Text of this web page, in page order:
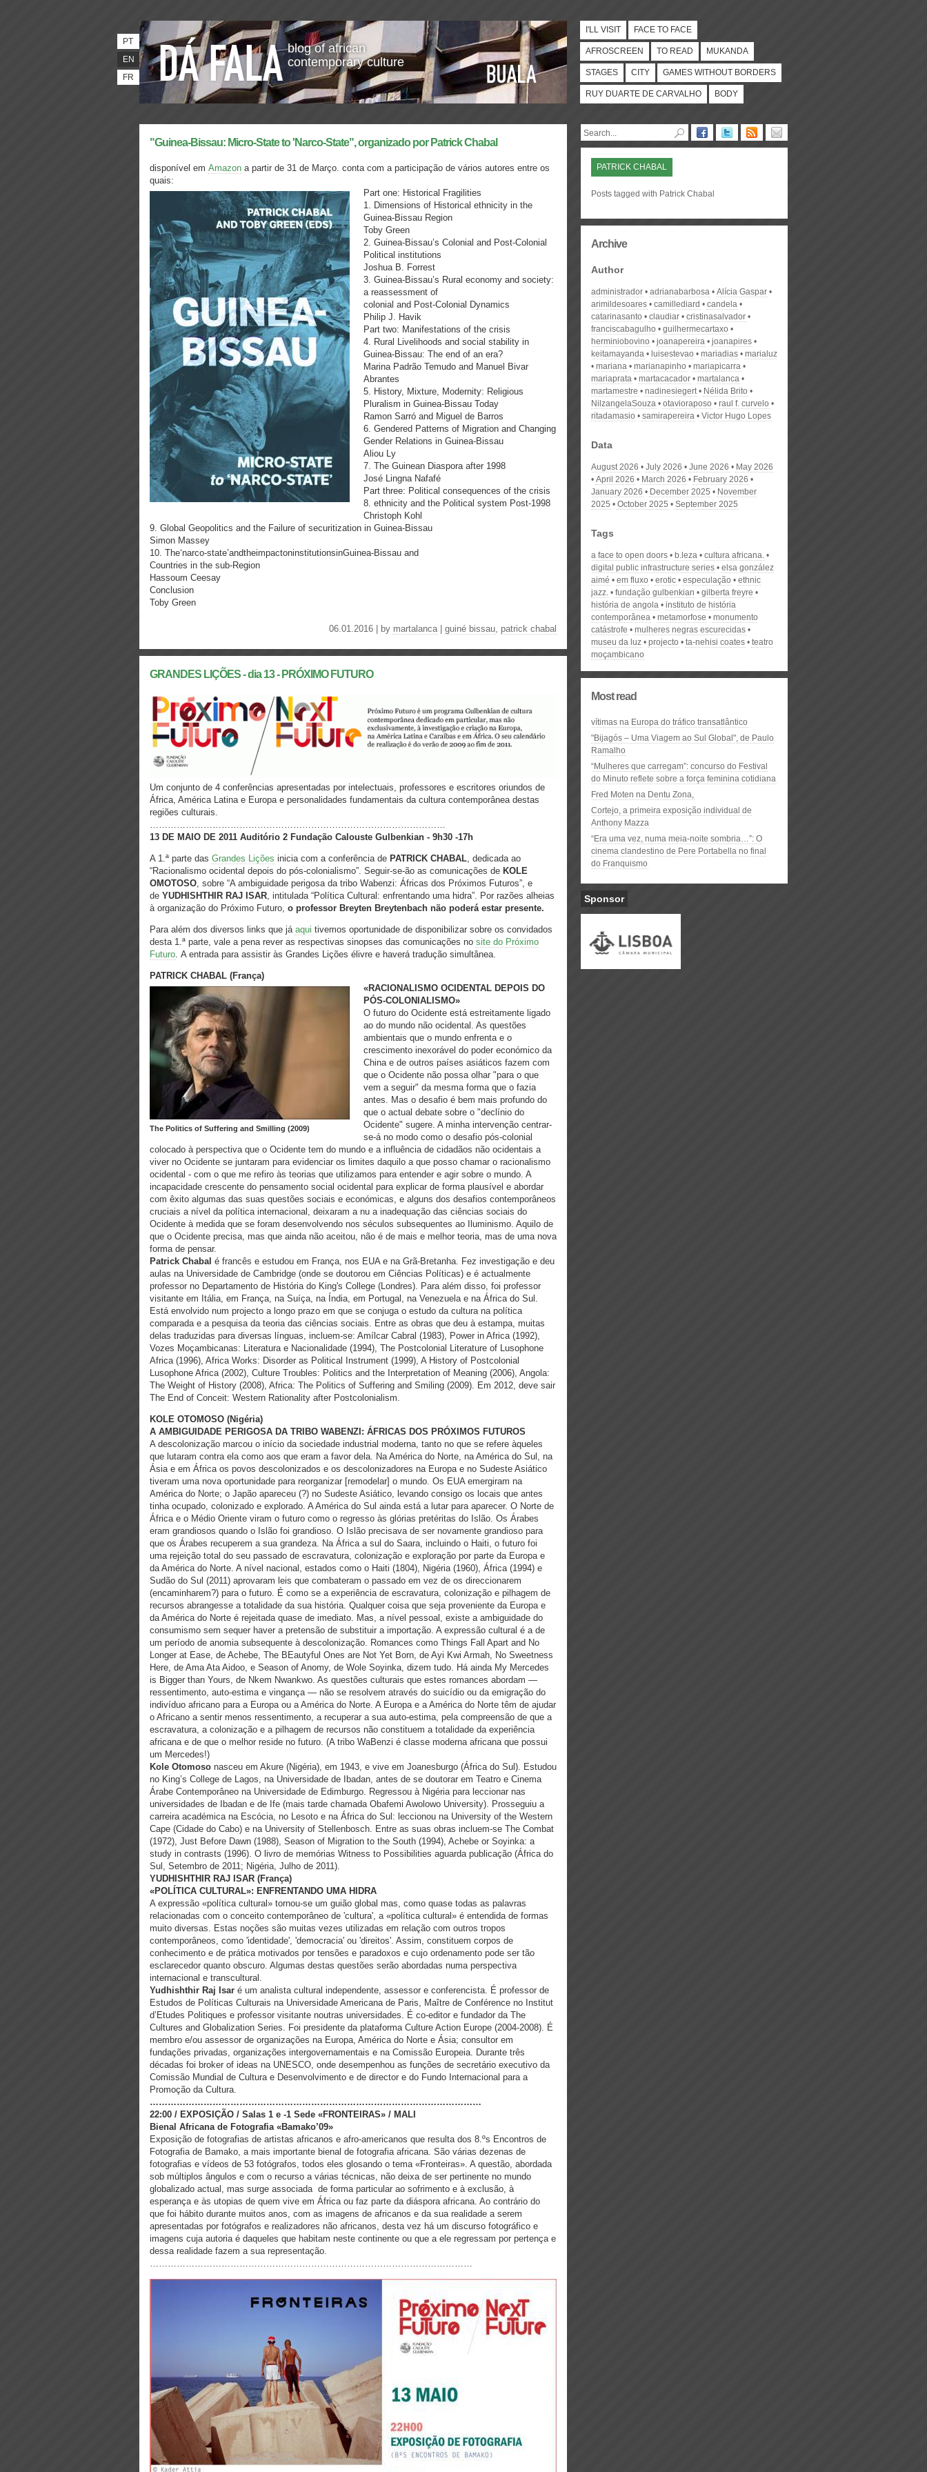
blog of african
contemporary culture
PT
EN
FR
I'LL VISIT FACE TO FACE
AFROSCREEN TO READ MUKANDA
STAGES CITY GAMES WITHOUT BORDERS
RUY DUARTE DE CARVALHO BODY
"Guinea-Bissau: Micro-State to 'Narco-State", organizado por Patrick Chabal
disponível em Amazon a partir de 31 de Março. conta com a participação de vários autores entre os
quais:
Part one: Historical Fragilities
1. Dimensions of Historical ethnicity in the
Guinea-Bissau Region
Toby Green
2. Guinea-Bissau’s Colonial and Post-Colonial
Political institutions
Joshua B. Forrest
3. Guinea-Bissau’s Rural economy and society:
a reassessment of
colonial and Post-Colonial Dynamics
Philip J. Havik
Part two: Manifestations of the crisis
4. Rural Livelihoods and social stability in
Guinea-Bissau: The end of an era?
Marina Padrão Temudo and Manuel Bivar
Abrantes
5. History, Mixture, Modernity: Religious
Pluralism in Guinea-Bissau Today
Ramon Sarró and Miguel de Barros
6. Gendered Patterns of Migration and Changing
Gender Relations in Guinea-Bissau
Aliou Ly
7. The Guinean Diaspora after 1998
José Lingna Nafafé
Part three: Political consequences of the crisis
8. ethnicity and the Political system Post-1998
Christoph Kohl
9. Global Geopolitics and the Failure of securitization in Guinea-Bissau
Simon Massey
10. The‘narco-state’andtheimpactoninstitutionsinGuinea-Bissau and
Countries in the sub-Region
Hassoum Ceesay
Conclusion
Toby Green
06.01.2016 | by martalanca| guiné bissau, patrick chabal
GRANDES LIÇÕES - dia 13 - PRÓXIMO FUTURO
Um conjunto de 4 conferências apresentadas por intelectuais, professores e escritores oriundos de
África, América Latina e Europa e personalidades fundamentais da cultura contemporânea destas
regiões culturais.
………………………………………………………………………………………
13 DE MAIO DE 2011 Auditório 2 Fundação Calouste Gulbenkian - 9h30 -17h
A 1.ª parte das Grandes Lições inicia com a conferência de PATRICK CHABAL, dedicada ao
“Racionalismo ocidental depois do pós-colonialismo”. Seguir-se-ão as comunicações de KOLE
OMOTOSO, sobre “A ambiguidade perigosa da tribo Wabenzi: Áfricas dos Próximos Futuros”, e
de YUDHISHTHIR RAJ ISAR, intitulada “Política Cultural: enfrentando uma hidra”. Por razões alheias
à organização do Próximo Futuro, o professor Breyten Breytenbach não poderá estar presente.
Para além dos diversos links que já aqui tivemos oportunidade de disponibilizar sobre os convidados
desta 1.ª parte, vale a pena rever as respectivas sinopses das comunicações no site do Próximo
Futuro. A entrada para assistir às Grandes Lições é livre e haverá tradução simultânea.
PATRICK CHABAL (França)
The Politics of Suffering and Smilling (2009)
«RACIONALISMO OCIDENTAL DEPOIS DO
PÓS-COLONIALISMO»
O futuro do Ocidente está estreitamente ligado
ao do mundo não ocidental. As questões
ambientais que o mundo enfrenta e o
crescimento inexorável do poder económico da
China e de outros países asiáticos fazem com
que o Ocidente não possa olhar "para o que
vem a seguir" da mesma forma que o fazia
antes. Mas o desafio é bem mais profundo do
que o actual debate sobre o "declínio do
Ocidente" sugere. A minha intervenção centrar-
se-á no modo como o desafio pós-colonial
colocado à perspectiva que o Ocidente tem do mundo e a influência de cidadãos não ocidentais a
viver no Ocidente se juntaram para evidenciar os limites daquilo a que posso chamar o racionalismo
ocidental - com o que me refiro às teorias que utilizamos para entender e agir sobre o mundo. A
incapacidade crescente do pensamento social ocidental para explicar de forma plausível e abordar
com êxito algumas das suas questões sociais e económicas, e alguns dos desafios contemporâneos
cruciais a nível da política internacional, deixaram a nu a inadequação das ciências sociais do
Ocidente à medida que se foram desenvolvendo nos séculos subsequentes ao Iluminismo. Aquilo de
que o Ocidente precisa, mas que ainda não aceitou, não é de mais e melhor teoria, mas de uma nova
forma de pensar.
Patrick Chabal é francês e estudou em França, nos EUA e na Grã-Bretanha. Fez investigação e deu
aulas na Universidade de Cambridge (onde se doutorou em Ciências Políticas) e é actualmente
professor no Departamento de História do King's College (Londres). Para além disso, foi professor
visitante em Itália, em França, na Suíça, na Índia, em Portugal, na Venezuela e na África do Sul.
Está envolvido num projecto a longo prazo em que se conjuga o estudo da cultura na política
comparada e a pesquisa da teoria das ciências sociais. Entre as obras que deu à estampa, muitas
delas traduzidas para diversas línguas, incluem-se: Amílcar Cabral (1983), Power in Africa (1992),
Vozes Moçambicanas: Literatura e Nacionalidade (1994), The Postcolonial Literature of Lusophone
Africa (1996), Africa Works: Disorder as Political Instrument (1999), A History of Postcolonial
Lusophone Africa (2002), Culture Troubles: Politics and the Interpretation of Meaning (2006), Angola:
The Weight of History (2008), Africa: The Politics of Suffering and Smiling (2009). Em 2012, deve sair
The End of Conceit: Western Rationality after Postcolonialism.
KOLE OTOMOSO (Nigéria)
A AMBIGUIDADE PERIGOSA DA TRIBO WABENZI: ÁFRICAS DOS PRÓXIMOS FUTUROS
A descolonização marcou o início da sociedade industrial moderna, tanto no que se refere àqueles
que lutaram contra ela como aos que eram a favor dela. Na América do Norte, na América do Sul, na
Ásia e em África os povos descolonizados e os descolonizadores na Europa e no Sudeste Asiático
tiveram uma nova oportunidade para reorganizar [remodelar] o mundo. Os EUA emergiram na
América do Norte; o Japão apareceu (?) no Sudeste Asiático, levando consigo os locais que antes
tinha ocupado, colonizado e explorado. A América do Sul ainda está a lutar para aparecer. O Norte de
África e o Médio Oriente viram o futuro como o regresso às glórias pretéritas do Islão. Os Árabes
eram grandiosos quando o Islão foi grandioso. O Islão precisava de ser novamente grandioso para
que os Árabes recuperem a sua grandeza. Na África a sul do Saara, incluindo o Haiti, o futuro foi
uma rejeição total do seu passado de escravatura, colonização e exploração por parte da Europa e
da América do Norte. A nível nacional, estados como o Haiti (1804), Nigéria (1960), África (1994) e
Sudão do Sul (2011) aprovaram leis que combateram o passado em vez de os direccionarem
(encaminharem?) para o futuro. É como se a experiência de escravatura, colonização e pilhagem de
recursos abrangesse a totalidade da sua história. Qualquer coisa que seja proveniente da Europa e
da América do Norte é rejeitada quase de imediato. Mas, a nível pessoal, existe a ambiguidade do
consumismo sem sequer haver a pretensão de substituir a importação. A expressão cultural é a de
um período de anomia subsequente à descolonização. Romances como Things Fall Apart and No
Longer at Ease, de Achebe, The BEautyful Ones are Not Yet Born, de Ayi Kwi Armah, No Sweetness
Here, de Ama Ata Aidoo, e Season of Anomy, de Wole Soyinka, dizem tudo. Há ainda My Mercedes
is Bigger than Yours, de Nkem Nwankwo. As questões culturais que estes romances abordam ―
ressentimento, auto-estima e vingança ― não se resolvem através do suicídio ou da emigração do
indivíduo africano para a Europa ou a América do Norte. A Europa e a América do Norte têm de ajudar
o Africano a sentir menos ressentimento, a recuperar a sua auto-estima, pela compreensão de que a
escravatura, a colonização e a pilhagem de recursos não constituem a totalidade da experiência
africana e de que o melhor reside no futuro. (A tribo WaBenzi é classe moderna africana que possui
um Mercedes!)
Kole Otomoso nasceu em Akure (Nigéria), em 1943, e vive em Joanesburgo (África do Sul). Estudou
no King’s College de Lagos, na Universidade de Ibadan, antes de se doutorar em Teatro e Cinema
Árabe Contemporâneo na Universidade de Edimburgo. Regressou à Nigéria para leccionar nas
universidades de Ibadan e de Ife (mais tarde chamada Obafemi Awolowo University). Prosseguiu a
carreira académica na Escócia, no Lesoto e na África do Sul: leccionou na University of the Western
Cape (Cidade do Cabo) e na University of Stellenbosch. Entre as suas obras incluem-se The Combat
(1972), Just Before Dawn (1988), Season of Migration to the South (1994), Achebe or Soyinka: a
study in contrasts (1996). O livro de memórias Witness to Possibilities aguarda publicação (África do
Sul, Setembro de 2011; Nigéria, Julho de 2011).
YUDHISHTHIR RAJ ISAR (França)
«POLÍTICA CULTURAL»: ENFRENTANDO UMA HIDRA
A expressão «política cultural» tornou-se um guião global mas, como quase todas as palavras
relacionadas com o conceito contemporâneo de 'cultura', a «política cultural» é entendida de formas
muito diversas. Estas noções são muitas vezes utilizadas em relação com outros tropos
contemporâneos, como 'identidade', 'democracia' ou 'direitos'. Assim, constituem corpos de
conhecimento e de prática motivados por tensões e paradoxos e cujo ordenamento pode ser tão
esclarecedor quanto obscuro. Algumas destas questões serão abordadas numa perspectiva
internacional e transcultural.
Yudhishthir Raj Isar é um analista cultural independente, assessor e conferencista. É professor de
Estudos de Políticas Culturais na Universidade Americana de Paris, Maître de Conférence no Institut
d’Etudes Politiques e professor visitante noutras universidades. É co-editor e fundador da The
Cultures and Globalization Series. Foi presidente da plataforma Culture Action Europe (2004-2008). É
membro e/ou assessor de organizações na Europa, América do Norte e Ásia; consultor em
fundações privadas, organizações intergovernamentais e na Comissão Europeia. Durante três
décadas foi broker of ideas na UNESCO, onde desempenhou as funções de secretário executivo da
Comissão Mundial de Cultura e Desenvolvimento e de director e do Fundo Internacional para a
Promoção da Cultura.
…………………………………………………………………………………………………
22:00 / EXPOSIÇÃO / Salas 1 e -1 Sede «FRONTEIRAS» / MALI
Bienal Africana de Fotografia «Bamako’09»
Exposição de fotografias de artistas africanos e afro-americanos que resulta dos 8.ºs Encontros de
Fotografia de Bamako, a mais importante bienal de fotografia africana. São várias dezenas de
fotografias e vídeos de 53 fotógrafos, todos eles glosando o tema «Fronteiras». A questão, abordada
sob múltiplos ângulos e com o recurso a várias técnicas, não deixa de ser pertinente no mundo
globalizado actual, mas surge associada de forma particular ao sofrimento e à exclusão, à
esperança e às utopias de quem vive em África ou faz parte da diáspora africana. Ao contrário do
que foi hábito durante muitos anos, com as imagens de africanos e da sua realidade a serem
apresentadas por fotógrafos e realizadores não africanos, desta vez há um discurso fotográfico e
imagens cuja autoria é daqueles que habitam neste continente ou que a ele regressam por pertença e
dessa realidade fazem a sua representação.
………………………………………………………………………………………………
PATRICK CHABAL
Posts tagged with Patrick Chabal
Archive
Author
administrador adrianabarbosa
Alícia Gaspar
arimildesoares
camillediard
candela
catarinasanto
claudiar
cristinasalvador
franciscabagulho
guilhermecartaxo
herminiobovino
joanapereira
joanapires
keitamayanda
luisestevao mariadias
marialuz
mariana
marianapinho
mariapicarra
mariaprata
martacacador
martalanca
martamestre
nadinesiegert
Nélida Brito
NilzangelaSouza
otavioraposo
raul f. curvelo
ritadamasio
samirapereira Victor Hugo Lopes
Data
August 2026 July 2026 June 2026
May 2026
April 2026
March 2026
February 2026
January 2026
December 2025
November
2025
October 2025 September 2025
Tags
a face to open doors b.leza
cultura africana.
digital public infrastructure series
elsa gonzález
aimé
em fluxo erotic especulação
ethnic
jazz.
fundação gulbenkian
gilberta freyre
história de angola
instituto de história
contemporânea
metamorfose
monumento
catástrofe
mulheres negras escurecidas
museu da luz
projecto ta-nehisi coates
teatro
moçambicano
Most read
vítimas na Europa do tráfico transatlântico
"Bijagós – Uma Viagem ao Sul Global", de Paulo
Ramalho
“Mulheres que carregam”: concurso do Festival
do Minuto reflete sobre a força feminina cotidiana
Fred Moten na Dentu Zona,
Cortejo, a primeira exposição individual de
Anthony Mazza
“Era uma vez, numa meia-noite sombria…”: O
cinema clandestino de Pere Portabella no final
do Franquismo
Sponsor